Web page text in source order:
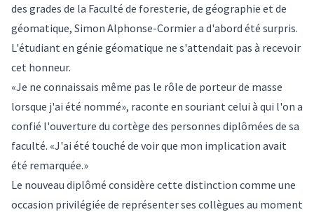
des grades de la Faculté de foresterie, de géographie et de
géomatique, Simon Alphonse-Cormier a d'abord été surpris.
L'étudiant en génie géomatique ne s'attendait pas à recevoir
cet honneur.
«Je ne connaissais même pas le rôle de porteur de masse
lorsque j'ai été nommé», raconte en souriant celui à qui l'on a
confié l'ouverture du cortège des personnes diplômées de sa
faculté. «J'ai été touché de voir que mon implication avait
été remarquée.»
Le nouveau diplômé considère cette distinction comme une
occasion privilégiée de représenter ses collègues au moment